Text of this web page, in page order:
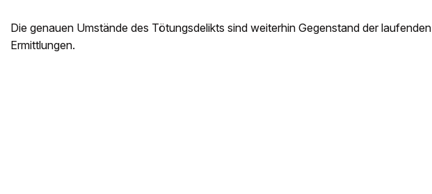
Die genauen Umstände des Tötungsdelikts sind weiterhin Gegenstand der laufenden
Ermittlungen.